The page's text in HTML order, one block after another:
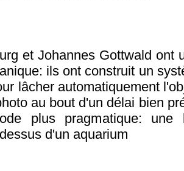
et Johannes Gottwald ont
ils ont construit un
lâcher automatiquement
au bout d'un délai bien
plus pragmatique: une
d'un aquarium